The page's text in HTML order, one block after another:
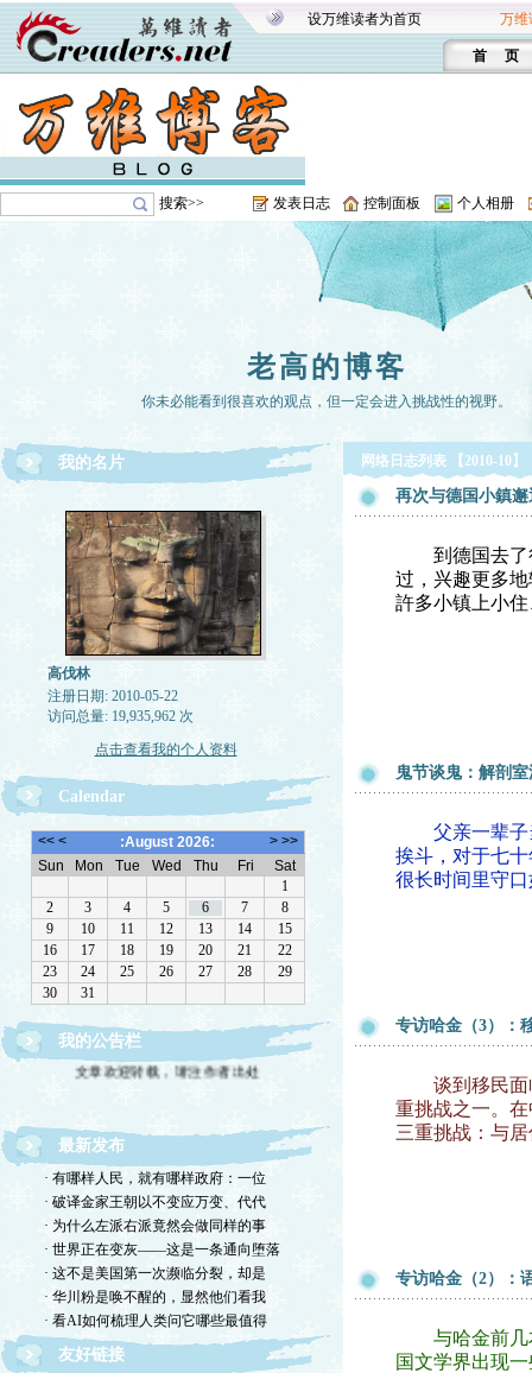
设万维读者为首页 万维
首 页
搜索>> 发表日志 控制面板 个人相册
老高的博客
你未必能看到很喜欢的观点，但一定会进入挑战性的视野。
我的名片
高伐林
注册日期: 2010-05-22
访问总量: 19,935,962 次
点击查看我的个人资料
Calendar
我的公告栏
文章欢迎转载，请注作者出处
最新发布
· 有哪样人民，就有哪样政府：一位
· 破译金家王朝以不变应万变、代代
· 为什么左派右派竟然会做同样的事
· 世界正在变灰——这是一条通向堕落
· 这不是美国第一次濒临分裂，却是
· 华川粉是唤不醒的，显然他们看我
· 看AI如何梳理人类问它哪些最值得
友好链接
网络日志列表 【2010-10】
再次与德国小鎮
到德国去了很
过，兴趣更多
許多小镇上小
鬼节谈鬼：解剖
父亲一辈子当
挨斗，对于七
很长时间里守
专访哈金（3）：
谈到移民面临
重挑战之一。
三重挑战：与
专访哈金（2）：
与哈金前几本
国文学界出现